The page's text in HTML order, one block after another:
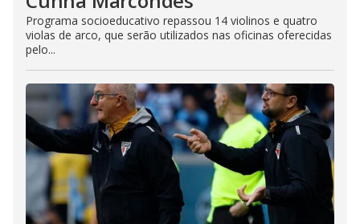
Programa socioeducativo repassou 14 violinos e quatro
violas de arco, que serão utilizados nas oficinas oferecidas
pelo...